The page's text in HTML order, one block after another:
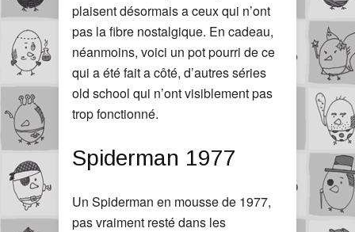
plaisent désormais a ceux qui n’ont
pas la fibre nostalgique. En cadeau,
néanmoins, voici un pot pourri de ce
qui a été fait a côté, d’autres séries
old school qui n’ont visiblement pas
trop fonctionné.
Spiderman 1977
Un Spiderman en mousse de 1977,
pas vraiment resté dans les